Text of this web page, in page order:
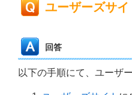
ユーザーズサ
回答
以下の手順にて、ユーザ